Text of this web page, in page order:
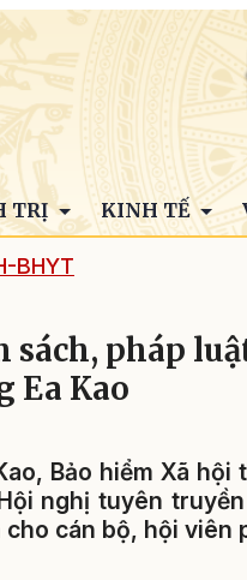
TRỊ KINH TẾ
BHYT
pháp
Ea Kao
Bảo hiểm Xã
nghị tuyên
cho cán bộ, hội